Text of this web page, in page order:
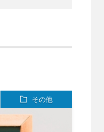
その他